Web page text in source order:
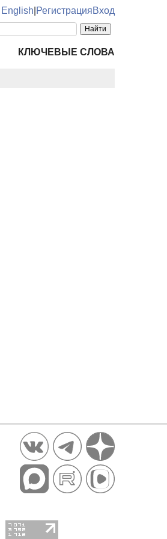
English РегистрацияВход
КЛЮЧЕВЫЕ СЛОВА